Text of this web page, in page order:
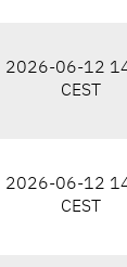
2026-06-12
CEST
2026-06-12
CEST